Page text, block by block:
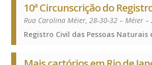
10ª Circunscrição do
Rua Carolina Méier, 28-30-32 – Méier –